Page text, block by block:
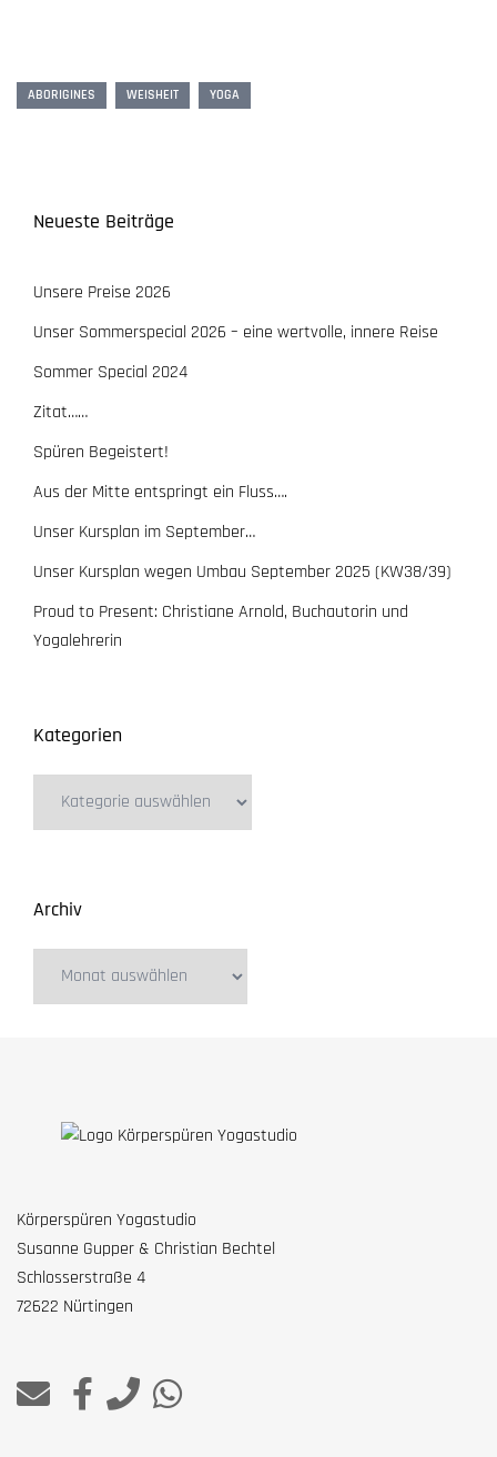
ABORIGINES WEISHEIT YOGA
Neueste Beiträge
Unsere Preise 2026
Unser Sommerspecial 2026 – eine wertvolle, innere Reise
Sommer Special 2024
Zitat……
Spüren Begeistert!
Aus der Mitte entspringt ein Fluss….
Unser Kursplan im September…
Unser Kursplan wegen Umbau September 2025 (KW38/39)
Proud to Present: Christiane Arnold, Buchautorin und
Yogalehrerin
Kategorien
Archiv
Körperspüren Yogastudio
Susanne Gupper & Christian Bechtel
Schlosserstraße 4
72622 Nürtingen